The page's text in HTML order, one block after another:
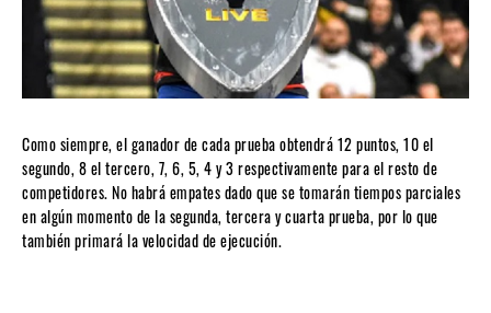
Como siempre, el ganador de cada prueba obtendrá 12 puntos, 10 el
segundo, 8 el tercero, 7, 6, 5, 4 y 3 respectivamente para el resto de
competidores. No habrá empates dado que se tomarán tiempos parciales
en algún momento de la segunda, tercera y cuarta prueba, por lo que
también primará la velocidad de ejecución.